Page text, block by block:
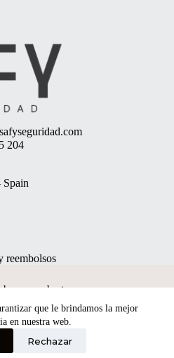
que le brindamos la mejor
en nuestra web.
Rechazar
204
Spain
reembolsos
byanyweb.pt